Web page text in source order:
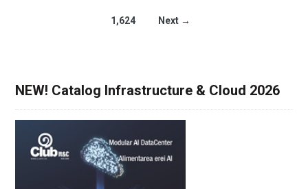
1,624 Next →
NEW! Catalog Infrastructure & Cloud 2026